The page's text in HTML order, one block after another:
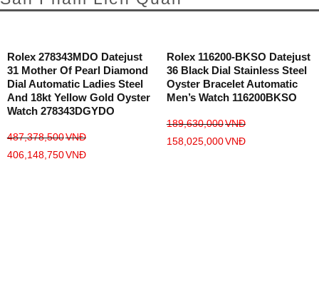
Rolex 278343MDO Datejust
31 Mother Of Pearl Diamond
Dial Automatic Ladies Steel
And 18kt Yellow Gold Oyster
Watch 278343DGYDO
487,378,500VNĐ
406,148,750VNĐ
Rolex 116200-BKSO Datejust
36 Black Dial Stainless Steel
Oyster Bracelet Automatic
Men’s Watch 116200BKSO
189,630,000VNĐ
158,025,000VNĐ